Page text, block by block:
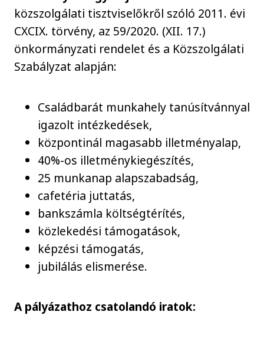
közszolgálati tisztviselőkről szóló 2011. évi
CXCIX. törvény, az 59/2020. (XII. 17.)
önkormányzati rendelet és a Közszolgálati
Szabályzat alapján:
Családbarát munkahely tanúsítvánnyal
igazolt intézkedések,
központinál magasabb illetményalap,
40%-os illetménykiegészítés,
25 munkanap alapszabadság,
cafetéria juttatás,
bankszámla költségtérítés,
közlekedési támogatások,
képzési támogatás,
jubilálás elismerése.
A pályázathoz csatolandó iratok: